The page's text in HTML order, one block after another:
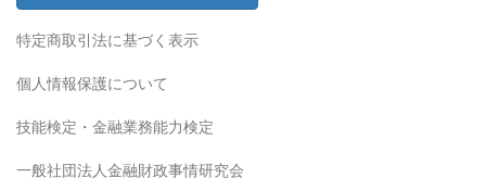
特定商取引法に基づく表示
個人情報保護について
技能検定・金融業務能力検定
一般社団法人金融財政事情研究会